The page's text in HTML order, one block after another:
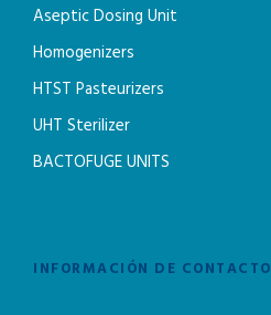
Aseptic Dosing Unit
Homogenizers
HTST Pasteurizers
UHT Sterilizer
BACTOFUGE UNITS
INFORMACIÓN DE CONTACTO